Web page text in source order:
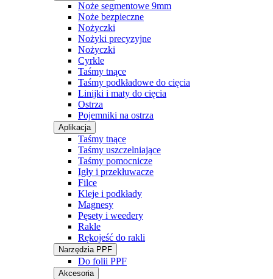
Noże segmentowe 9mm
Noże bezpieczne
Nożyczki
Nożyki precyzyjne
Nożyczki
Cyrkle
Taśmy tnące
Taśmy podkładowe do cięcia
Linijki i maty do cięcia
Ostrza
Pojemniki na ostrza
Aplikacja
Taśmy tnące
Taśmy uszczelniające
Taśmy pomocnicze
Igły i przekłuwacze
Filce
Kleje i podkłady
Magnesy
Pęsety i weedery
Rakle
Rękojeść do rakli
Narzędzia PPF
Do folii PPF
Akcesoria